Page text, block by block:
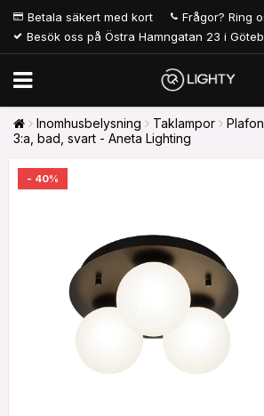
Betala säkert med kort
Frågor? Ring
Besök oss på Östra Hamngatan 23 i
Inomhusbelysning Taklampor
3:a, bad, svart - Aneta Lighting
- 40%